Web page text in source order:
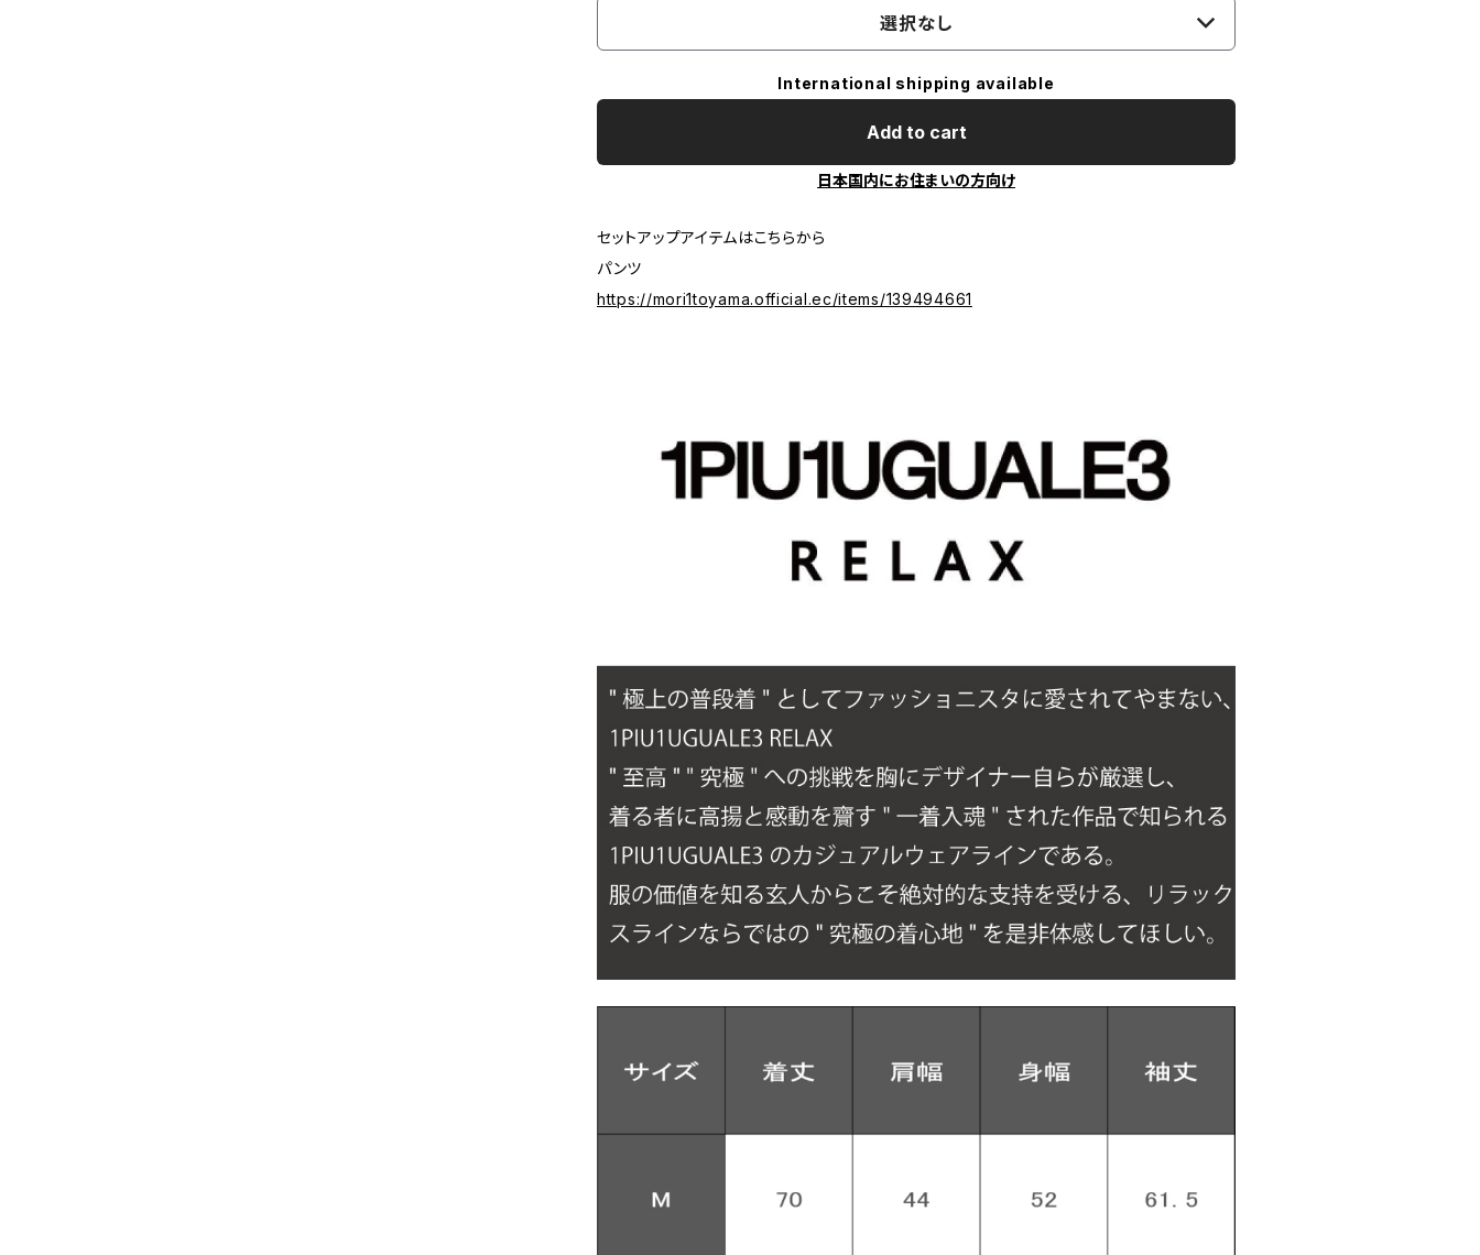
選択なし
International shipping available
Add to cart
日本国内にお住まいの方向け
セットアップアイテムはこちらから
パンツ
https://mori1toyama.official.ec/items/139494661